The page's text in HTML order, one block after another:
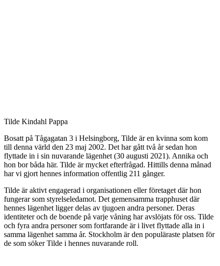
Tilde Kindahl Pappa
Bosatt på Tågagatan 3 i Helsingborg, Tilde är en kvinna som kom
till denna värld den 23 maj 2002. Det har gått två år sedan hon
flyttade in i sin nuvarande lägenhet (30 augusti 2021). Annika och
hon bor båda här. Tilde är mycket efterfrågad. Hittills denna månad
har vi gjort hennes information offentlig 211 gånger.
Tilde är aktivt engagerad i organisationen eller företaget där hon
fungerar som styrelseledamot. Det gemensamma trapphuset där
hennes lägenhet ligger delas av tjugoen andra personer. Deras
identiteter och de boende på varje våning har avslöjats för oss. Tilde
och fyra andra personer som fortfarande är i livet flyttade alla in i
samma lägenhet samma år. Stockholm är den populäraste platsen för
de som söker Tilde i hennes nuvarande roll.